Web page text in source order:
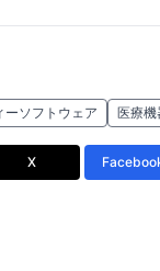
ーソフトウェア 医療機
X